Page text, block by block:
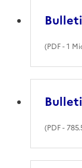
(PDF- 1
(PDF-